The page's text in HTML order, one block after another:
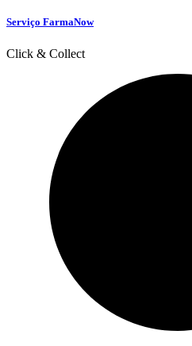
Serviço FarmaNow
Click & Collect